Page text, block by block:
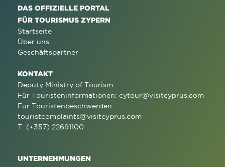
DAS OFFIZIELLE PORTAL
FÜR TOURISMUS ZYPERN
Startseite
Über uns
Geschäftspartner
KONTAKT
Deputy Ministry of Tourism
Für Touristeninformationen: cytour@visitcyprus.com
Für Touristenbeschwerden:
touristcomplaints@visitcyprus.com
T: (+357) 22691100
UNTERNEHMUNGEN